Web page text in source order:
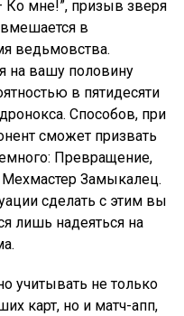
мне!”, призыв зверя
в
ведьмовства.
на вашу половину
в пятидесяти
Способов, при
сможет призвать
Превращение,
Замыкалец.
сделать с этим вы
лишь надеяться на
учитывать не только
карт, но и матч-апп,